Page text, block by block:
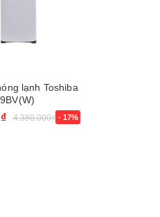
lạnh Toshiba
4.380.000₫ - 17%